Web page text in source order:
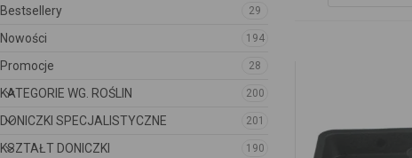
Bestsellery 29
Nowości 194
Promocje 28
KATEGORIE WG. ROŚLIN 200
DONICZKI SPECJALISTYCZNE 201
KSZTAŁT DONICZKI 190